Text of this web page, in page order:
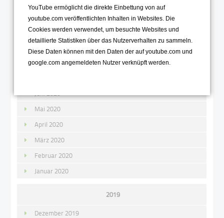
November 2020
Oktober 2020
August 2020
Juni 2020
Mai 2020
April 2020
März 2020
Februar 2020
Januar 2020
2019
Dezember 2019
YouTube ermöglicht die direkte Einbettung von auf
youtube.com veröffentlichten Inhalten in Websites. Die
Cookies werden verwendet, um besuchte Websites und
detaillierte Statistiken über das Nutzerverhalten zu sammeln.
Diese Daten können mit den Daten der auf youtube.com und
google.com angemeldeten Nutzer verknüpft werden.